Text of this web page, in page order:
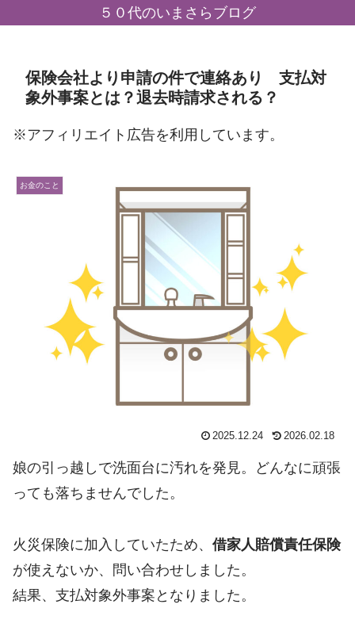
５０代のいまさらブログ
保険会社より申請の件で連絡あり 支払対
象外事案とは？退去時請求される？
※アフィリエイト広告を利用しています。
お金のこと
2025.12.24 2026.02.18
娘の引っ越しで洗面台に汚れを発見。どんなに頑張
っても落ちませんでした。
火災保険に加入していたため、 借家人賠償責任保険
が使えないか、問い合わせしました。
結果、支払対象外事案となりました。